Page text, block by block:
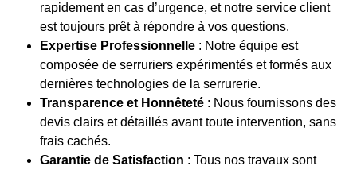
rapidement en cas d’urgence, et notre service client
est toujours prêt à répondre à vos questions.
Expertise Professionnelle : Notre équipe est
composée de serruriers expérimentés et formés aux
dernières technologies de la serrurerie.
Transparence et Honnêteté : Nous fournissons des
devis clairs et détaillés avant toute intervention, sans
frais cachés.
Garantie de Satisfaction : Tous nos travaux sont